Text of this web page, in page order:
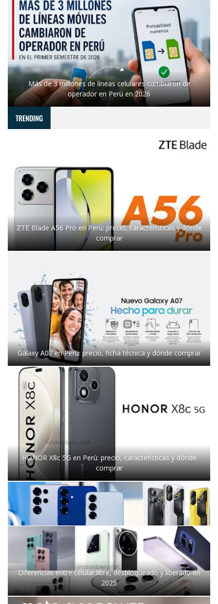
Más de 3 millones de líneas celulares cambiaron de
operador en Perú en 2026
TRENDING
ZTE Blade A56 Pro en Perú: precio, características y dónde
comprar
Galaxy A07 en Perú: precio, ficha técnica y dónde comprar
HONOR X8c 5G en Perú: precio, características y dónde
comprar
Diferencias entre celular libre, desbloqueado y liberado en
2025